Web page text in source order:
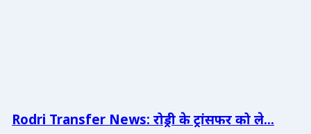
Rodri Transfer News: रोड्री के ट्रांसफर को ले...